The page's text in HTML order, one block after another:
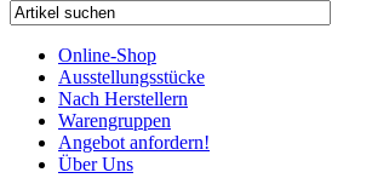
Online-Shop
Ausstellungsstücke
Nach Herstellern
Warengruppen
Angebot anfordern!
Über Uns